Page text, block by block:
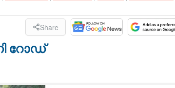
Share
റോഡ്